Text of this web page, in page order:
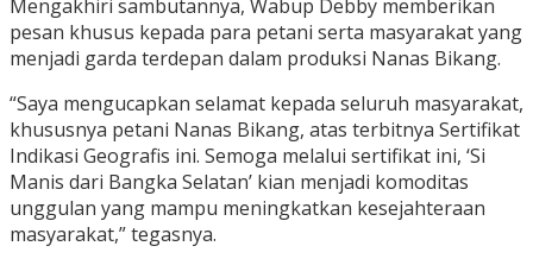
Mengakhiri sambutannya, Wabup Debby memberikan
pesan khusus kepada para petani serta masyarakat yang
menjadi garda terdepan dalam produksi Nanas Bikang.
“Saya mengucapkan selamat kepada seluruh masyarakat,
khususnya petani Nanas Bikang, atas terbitnya Sertifikat
Indikasi Geografis ini. Semoga melalui sertifikat ini, ‘Si
Manis dari Bangka Selatan’ kian menjadi komoditas
unggulan yang mampu meningkatkan kesejahteraan
masyarakat,” tegasnya.